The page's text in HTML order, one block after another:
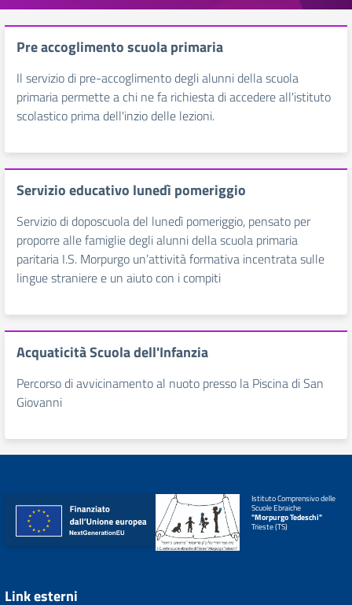
Pre accoglimento scuola primaria
Il servizio di pre-accoglimento degli alunni della scuola
primaria permette a chi ne fa richiesta di accedere all'istituto
scolastico prima dell'inzio delle lezioni.
Servizio educativo lunedì pomeriggio
Servizio di doposcuola del lunedì pomeriggio, pensato per
proporre alle famiglie degli alunni della scuola primaria
paritaria I.S. Morpurgo un’attività formativa incentrata sulle
lingue straniere e un aiuto con i compiti
Acquaticità Scuola dell'Infanzia
Percorso di avvicinamento al nuoto presso la Piscina di San
Giovanni
Istituto Comprensivo delle
Scuole Ebraiche
"Morpurgo Tedeschi"
Trieste (TS)
Link esterni